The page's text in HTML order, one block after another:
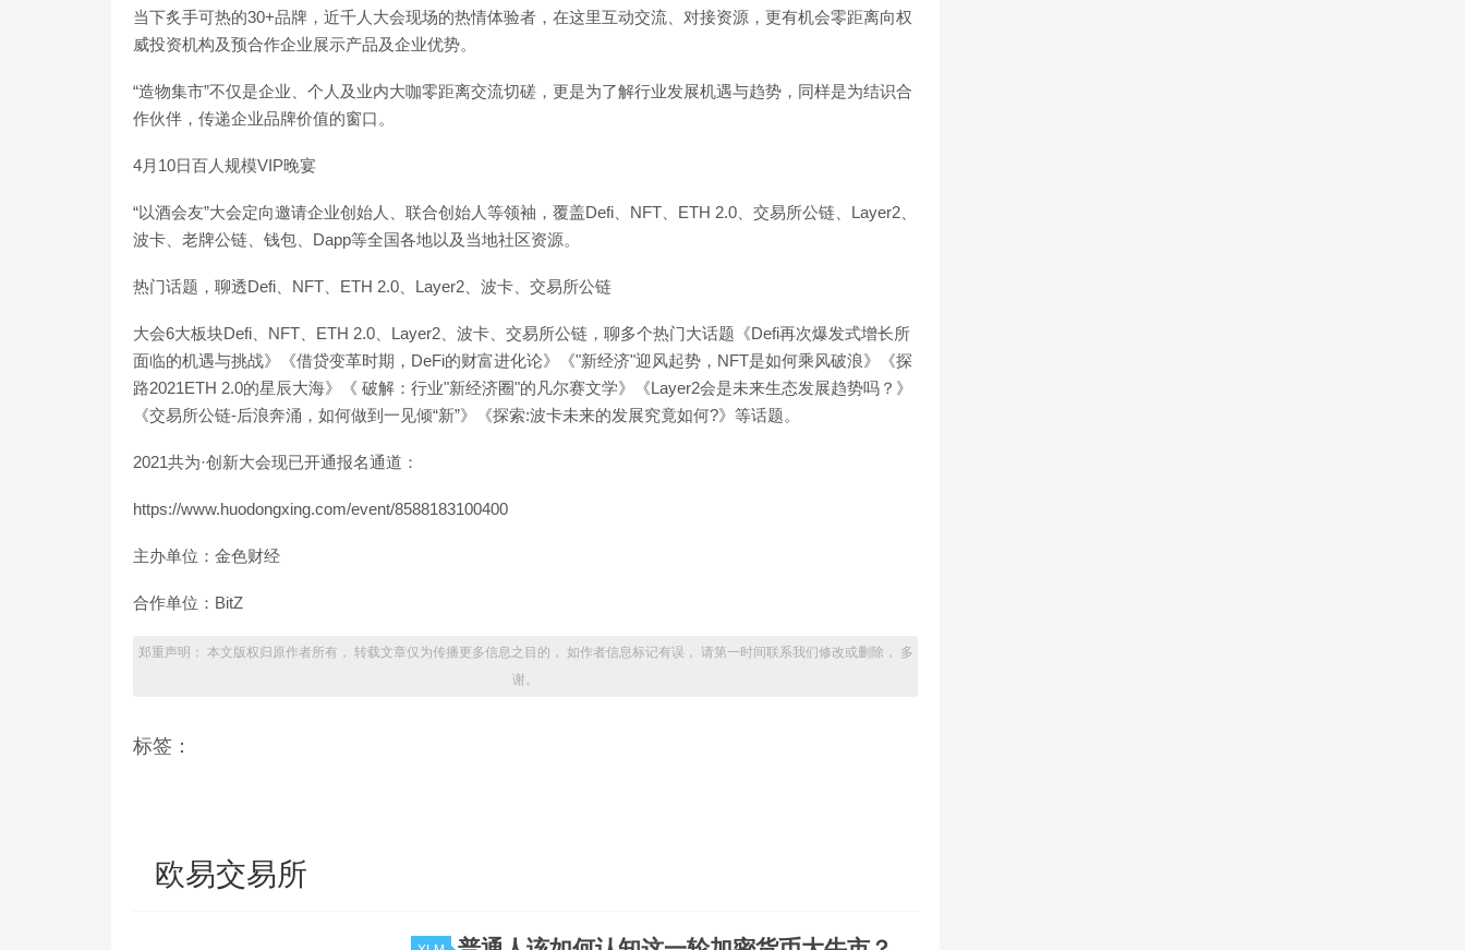
当下炙手可热的30+品牌，近千人大会现场的热情体验者，在这里互动交流、对接资源，更有机会零距离向权
威投资机构及预合作企业展示产品及企业优势。
“造物集市”不仅是企业、个人及业内大咖零距离交流切磋，更是为了解行业发展机遇与趋势，同样是为结识合
作伙伴，传递企业品牌价值的窗口。
4月10日百人规模VIP晚宴
“以酒会友”大会定向邀请企业创始人、联合创始人等领袖，覆盖Defi、NFT、ETH 2.0、交易所公链、Layer2、
波卡、老牌公链、钱包、Dapp等全国各地以及当地社区资源。
热门话题，聊透Defi、NFT、ETH 2.0、Layer2、波卡、交易所公链
大会6大板块Defi、NFT、ETH 2.0、Layer2、波卡、交易所公链，聊多个热门大话题《Defi再次爆发式增长所
面临的机遇与挑战》《借贷变革时期，DeFi的财富进化论》《"新经济"迎风起势，NFT是如何乘风破浪》《探
路2021ETH 2.0的星辰大海》《 破解：行业"新经济圈"的凡尔赛文学》《Layer2会是未来生态发展趋势吗？》
《交易所公链-后浪奔涌，如何做到一见倾“新”》《探索:波卡未来的发展究竟如何?》等话题。
2021共为·创新大会现已开通报名通道：
https://www.huodongxing.com/event/8588183100400
主办单位：金色财经
合作单位：BitZ
郑重声明： 本文版权归原作者所有， 转载文章仅为传播更多信息之目的， 如作者信息标记有误， 请第一时间联系我们修改或删除， 多
谢。
标签：
欧易交易所